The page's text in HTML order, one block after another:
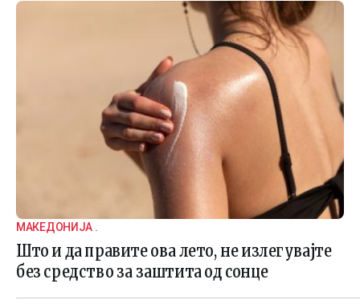
МАКЕДОНИЈА .
Што и да правите ова лето, не излегувајте
без средство за заштита од сонце